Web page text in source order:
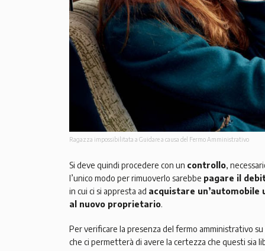
Ragazza impossibilitata a Guidare a causa del Fermo Amministrativo
Si deve quindi procedere con un controllo,
l’unico modo per rimuoverlo sarebbe pagare il
in cui ci si appresta ad acquistare un’automobile
al nuovo proprietario.
Per verificare la presenza del fermo amministrativo
che ci permetterà di avere la certezza che questi sia